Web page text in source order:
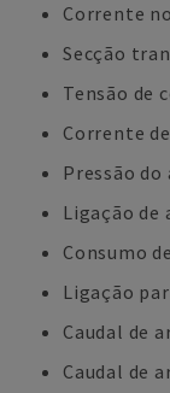
Corrente
Secção
Tensão de
Corrente
Pressão
Ligação de
Consumo
Ligação
Caudal de
Caudal de